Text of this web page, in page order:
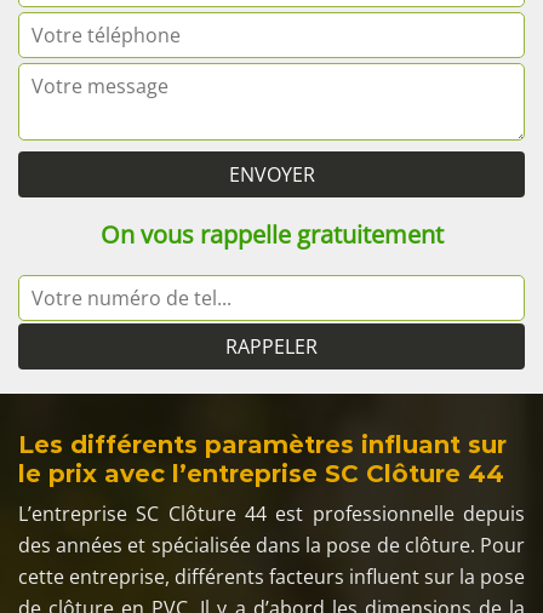
On vous rappelle gratuitement
Les différents paramètres influant sur
le prix avec l’entreprise SC Clôture 44
L’entreprise SC Clôture 44 est professionnelle depuis
des années et spécialisée dans la pose de clôture. Pour
cette entreprise, différents facteurs influent sur la pose